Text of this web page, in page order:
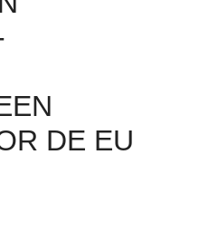
DE EU